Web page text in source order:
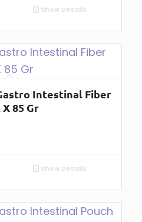
Show Details
Intestinal Fiber
85 Gr
Show Details